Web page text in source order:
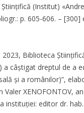
(Institut)
p. 605-606. – [300]
Biblioteca
a câștigat dreptul de a
și a românilor)”,
XENOFONTOV,
instituției: editor dr.